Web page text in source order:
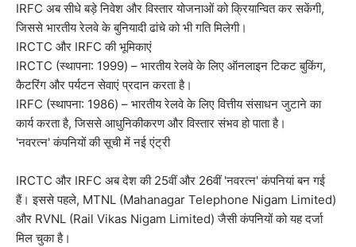
IRFC अब सीधे बड़े निवेश और विस्तार योजनाओं को क्रियान्वित कर सकेंगी,
जिससे भारतीय रेलवे के बुनियादी ढांचे को भी गति मिलेगी।
IRCTC और IRFC की भूमिकाएं
IRCTC (स्थापना: 1999) – भारतीय रेलवे के लिए ऑनलाइन टिकट बुकिंग,
कैटरिंग और पर्यटन सेवाएं प्रदान करता है।
IRFC (स्थापना: 1986) – भारतीय रेलवे के लिए वित्तीय संसाधन जुटाने का
कार्य करता है, जिससे आधुनिकीकरण और विस्तार संभव हो पाता है।
'नवरत्न' कंपनियों की सूची में नई एंट्री
IRCTC और IRFC अब देश की 25वीं और 26वीं 'नवरत्न' कंपनियां बन गई
हैं। इससे पहले, MTNL (Mahanagar Telephone Nigam Limited)
और RVNL (Rail Vikas Nigam Limited) जैसी कंपनियों को यह दर्जा
मिल चुका है।